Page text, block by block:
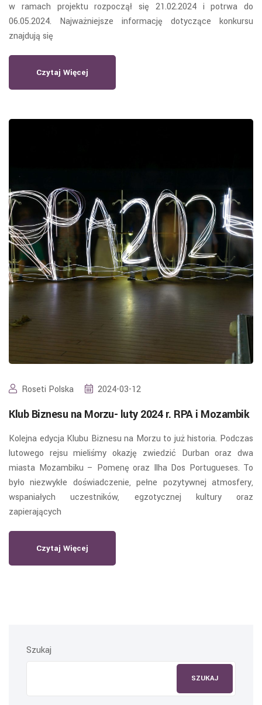
w ramach projektu rozpoczął się 21.02.2024 i potrwa do
06.05.2024. Najważniejsze informację dotyczące konkursu
znajdują się
Czytaj Więcej
Roseti Polska 2024-03-12
Klub Biznesu na Morzu- luty 2024 r. RPA i Mozambik
Kolejna edycja Klubu Biznesu na Morzu to już historia. Podczas
lutowego rejsu mieliśmy okazję zwiedzić Durban oraz dwa
miasta Mozambiku – Pomenę oraz Ilha Dos Portugueses. To
było niezwykłe doświadczenie, pełne pozytywnej atmosfery,
wspaniałych uczestników, egzotycznej kultury oraz
zapierających
Czytaj Więcej
Szukaj
SZUKAJ